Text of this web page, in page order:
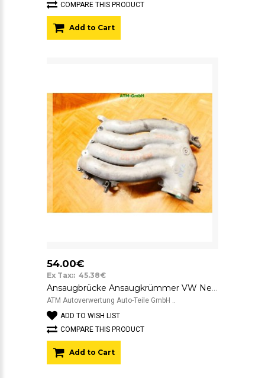
COMPARE THIS PRODUCT
Add to Cart
54.00€
Ex Tax:: 45.38€
Ansaugbrücke Ansaugkrümmer VW New Beetle 06A133223
ATM Autoverwertung Auto-Teile GmbH ..
ADD TO WISH LIST
COMPARE THIS PRODUCT
Add to Cart